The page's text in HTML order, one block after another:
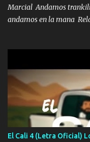
Marcial Andamos
andamos en la mana
coronamos Se jala los
Un gallardo me prendo
tranquilizando
los versos que voy
se atora Pero nunca le
aunque ustedes no
El Cali 4 (Letra Oficial)